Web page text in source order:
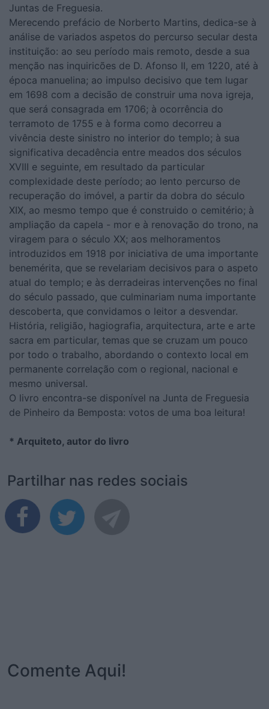
Juntas de Freguesia.
Merecendo prefácio de Norberto Martins, dedica-se à
análise de variados aspetos do percurso secular desta
instituição: ao seu período mais remoto, desde a sua
menção nas inquiricões de D. Afonso II, em 1220, até à
época manuelina; ao impulso decisivo que tem lugar
em 1698 com a decisão de construir uma nova igreja,
que será consagrada em 1706; à ocorrência do
terramoto de 1755 e à forma como decorreu a
vivência deste sinistro no interior do templo; à sua
significativa decadência entre meados dos séculos
XVIII e seguinte, em resultado da particular
complexidade deste período; ao lento percurso de
recuperação do imóvel, a partir da dobra do século
XIX, ao mesmo tempo que é construido o cemitério; à
ampliação da capela - mor e à renovação do trono, na
viragem para o século XX; aos melhoramentos
introduzidos em 1918 por iniciativa de uma importante
benemérita, que se revelariam decisivos para o aspeto
atual do templo; e às derradeiras intervenções no final
do século passado, que culminariam numa importante
descoberta, que convidamos o leitor a desvendar.
História, religião, hagiografia, arquitectura, arte e arte
sacra em particular, temas que se cruzam um pouco
por todo o trabalho, abordando o contexto local em
permanente correlação com o regional, nacional e
mesmo universal.
O livro encontra-se disponível na Junta de Freguesia
de Pinheiro da Bemposta: votos de uma boa leitura!
* Arquiteto, autor do livro
Partilhar nas redes sociais
Comente Aqui!